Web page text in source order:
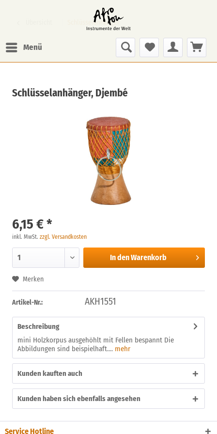
Menü
Schlüsselanhänger
Schlüsselanhänger, Djembé
6,15 € *
inkl. MwSt. zzgl. Versandkosten
In denWarenkorb
Merken
Artikel-Nr.: AKH1551
Beschreibung
mini Holzkorpus ausgehöhlt mit Fellen bespannt Die
Abbildungen sind beispielhaft.... mehr
Kunden kauften auch
Kunden haben sich ebenfalls angesehen
Service Hotline